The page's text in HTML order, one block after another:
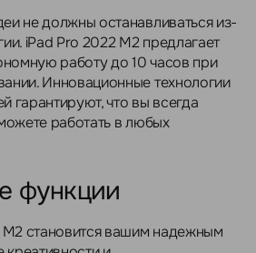
не должны останавливаться из-
iPad Pro 2022 M2 предлагает
работу до 10 часов при
Инновационные технологии
гарантируют, что вы всегда
работать в любых
функции
становится вашим надежным